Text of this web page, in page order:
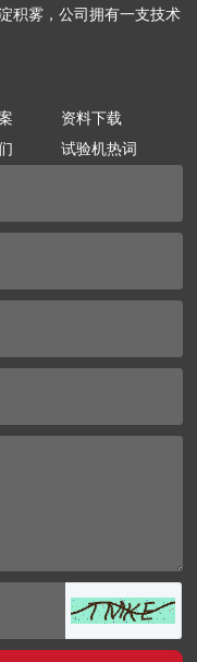
积雾，公司拥有一支技术
资料下载
试验机热词